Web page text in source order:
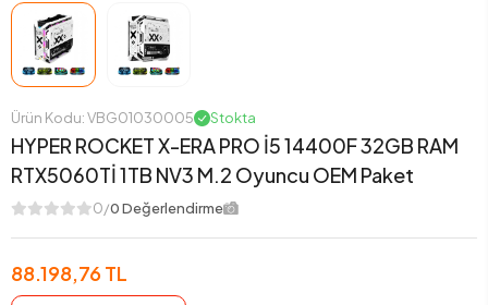
Ürün Kodu: VBG01030005 Stokta
HYPER ROCKET X-ERA PRO İ5 14400F 32GB RAM
RTX5060Tİ 1TB NV3 M.2 Oyuncu OEM Paket
0/0 Değerlendirme
88.198,76 TL